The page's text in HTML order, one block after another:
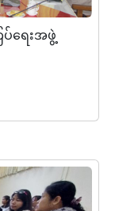
ပ်ရေးအဖွဲ့